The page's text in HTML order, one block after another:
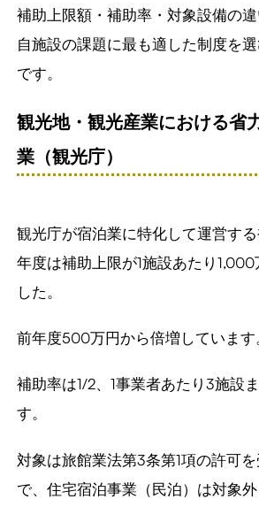
補助上限額・補助率・対象設備の違
自施設の課題に最も適した制度を
です。
観光地・観光産業における省
業（観光庁）
観光庁が宿泊業に特化して運営す
年度は補助上限が1施設あたり
した。
前年度500万円から倍増しています
補助率は1/2、1事業者あたり3施設
す。
対象は旅館業法第3条第1項の許可
で、住宅宿泊事業（民泊）は対象